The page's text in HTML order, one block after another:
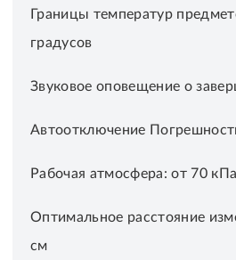
Границы температур
градусов
Звуковое оповещение о
Автоотключение
Рабочая атмосфера: от 70
Оптимальное расстояние
см